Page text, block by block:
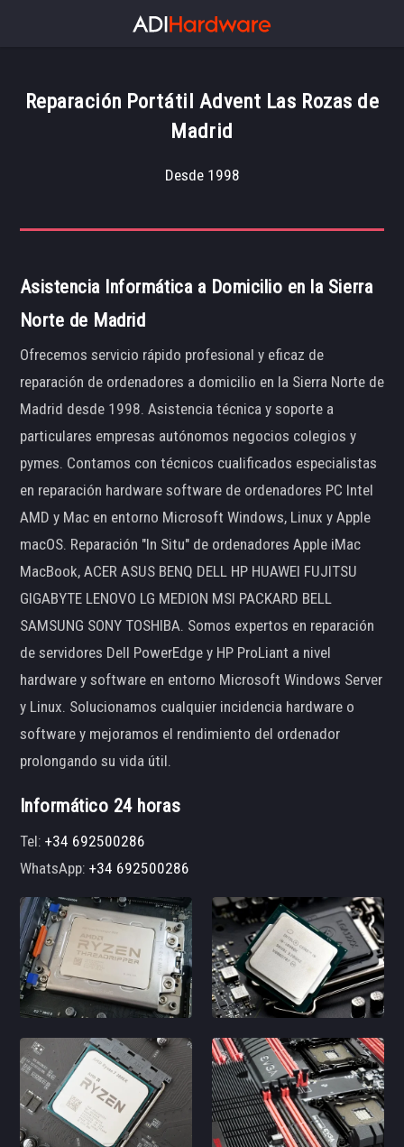
Reparación Portátil Advent Las Rozas de
Madrid
Desde 1998
Asistencia Informática a Domicilio en la Sierra
Norte de Madrid
Ofrecemos servicio rápido profesional y eficaz de
reparación de ordenadores a domicilio en la Sierra Norte de
Madrid desde 1998. Asistencia técnica y soporte a
particulares empresas autónomos negocios colegios y
pymes. Contamos con técnicos cualificados especialistas
en reparación hardware software de ordenadores PC Intel
AMD y Mac en entorno Microsoft Windows, Linux y Apple
macOS. Reparación "In Situ" de ordenadores Apple iMac
MacBook, ACER ASUS BENQ DELL HP HUAWEI FUJITSU
GIGABYTE LENOVO LG MEDION MSI PACKARD BELL
SAMSUNG SONY TOSHIBA. Somos expertos en reparación
de servidores Dell PowerEdge y HP ProLiant a nivel
hardware y software en entorno Microsoft Windows Server
y Linux. Solucionamos cualquier incidencia hardware o
software y mejoramos el rendimiento del ordenador
prolongando su vida útil.
Informático 24 horas
Tel:+34 692500286
WhatsApp:+34 692500286